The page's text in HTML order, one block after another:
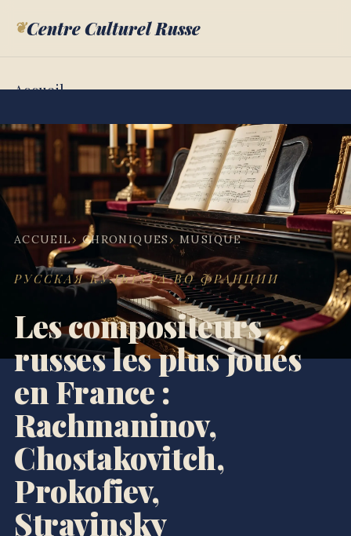
❦Centre Culturel Russe
Accueil
Chroniques
Annuaire
Portraits
Chronologie
À propos
ACCUEIL CHRONIQUES MUSIQUE
РУССКАЯ КУЛЬТУРА ВО ФРАНЦИИ
Les compositeurs
russes les plus joués
en France :
Rachmaninov,
Chostakovitch,
Prokofiev,
Stravinsky